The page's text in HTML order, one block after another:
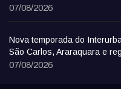
07/08/2026
Nova temporada do
São Carlos, Araraquara e
07/08/2026